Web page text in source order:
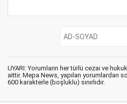
UYARI: Yorumların her türlü cezai ve
aittir. Mepa News, yapılan yorumlardan
600 karakterle (boşluklu) sınırlıdır.